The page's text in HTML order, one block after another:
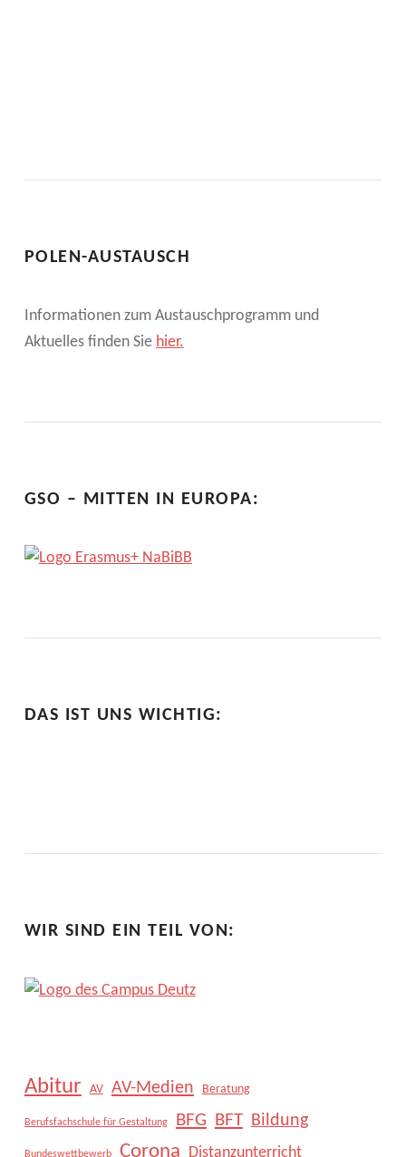
R
N
A
I
N
L
E
T
C
T
(
I
C
)
POLEN-AUSTAUSCH
Informationen zum Austauschprogramm und
Aktuelles finden Sie hier.
GSO – MITTEN IN EUROPA:
DAS IST UNS WICHTIG:
WIR SIND EIN TEIL VON:
Abitur AV AV-Medien Beratung
Berufsfachschule für Gestaltung BFG BFT Bildung
Bundeswettbewerb Corona Distanzunterricht